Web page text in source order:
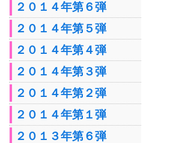
２０１４年第６弾
２０１４年第５弾
２０１４年第４弾
２０１４年第３弾
２０１４年第２弾
２０１４年第１弾
２０１３年第６弾